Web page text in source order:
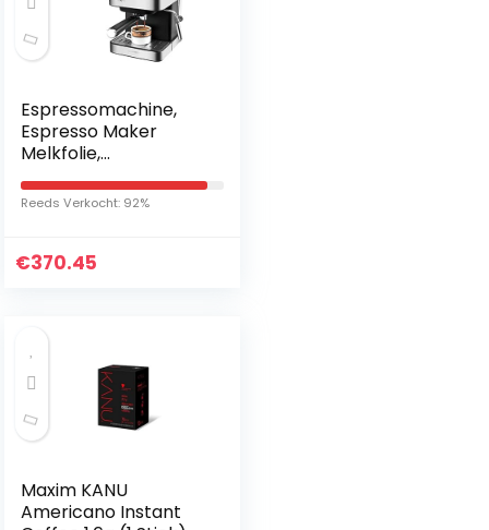
Espressomachine,
Espresso Maker
Melkfolie,
Professionele
Espresso Machine
Reeds Verkocht: 92%
€370.45
Maxim KANU
Americano Instant